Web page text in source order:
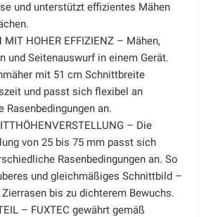
und unterstützt effizientes Mähen
MIT HOHER EFFIZIENZ – Mähen,
und Seitenauswurf in einem Gerät.
mit 51 cm Schnittbreite
und passt sich flexibel an
Rasenbedingungen an.
– Die
von 25 bis 75 mm passt sich
Rasenbedingungen an. So
und gleichmäßiges Schnittbild –
bis zu dichterem Bewuchs.
– FUXTEC gewährt gemäß